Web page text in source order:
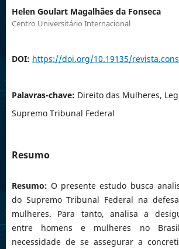
Helen Goulart Magalhães da Fonseca
Centro Universitário Internacional
DOI: https://doi.org/10.19135/
Palavras-chave: Direito das Mulheres,
Supremo Tribunal Federal
Resumo
Resumo: O presente estudo busca
do Supremo Tribunal Federal na
mulheres. Para tanto, analisa a
entre homens e mulheres no
necessidade de se assegurar a